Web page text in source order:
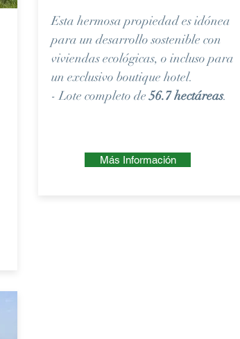
Esta hermosa propiedad es idónea
para un desarrollo sostenible con
viviendas ecológicas, o incluso para
un exclusivo boutique hotel.
- Lote completo de56.7 hectáreas.
Más Información